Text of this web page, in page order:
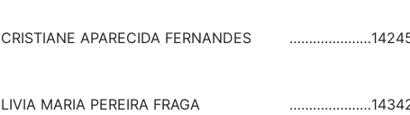
CRISTIANE APARECIDA FERNANDES …………………
LIVIA MARIA PEREIRA FRAGA …………………